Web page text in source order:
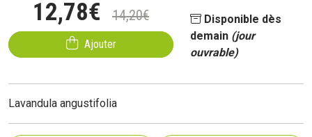
12,78€ 14,20€
Ajouter
Disponible dès
demain (jour
ouvrable)
Lavandula angustifolia